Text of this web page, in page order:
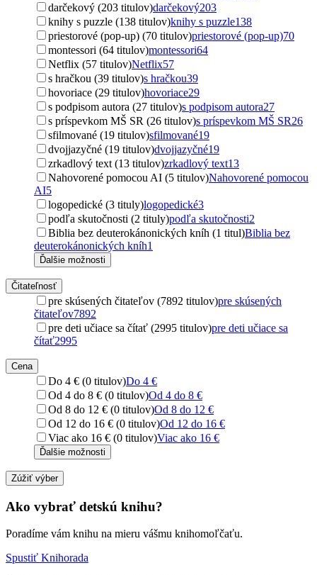
darčekový (203 titulov)darčekový203
knihy s puzzle (138 titulov)knihy s puzzle138
priestorové (pop-up) (70 titulov)priestorové (pop-up)70
montessori (64 titulov)montessori64
Netflix (57 titulov)Netflix57
s hračkou (39 titulov)s hračkou39
hovoriace (29 titulov)hovoriace29
s podpisom autora (27 titulov)s podpisom autora27
s príspevkom MŠ SR (26 titulov)s príspevkom MŠ SR26
sfilmované (19 titulov)sfilmované19
dvojjazyčné (19 titulov)dvojjazyčné19
zrkadlový text (13 titulov)zrkadlový text13
Nahovorené pomocou AI (5 titulov)Nahovorené pomocou
AI5
logopedické (3 tituly)logopedické3
podľa skutočnosti (2 tituly)podľa skutočnosti2
Biblia bez deuterokánonických kníh (1 titul)Biblia bez
deuterokánonických kníh1
Ďalšie možnosti
Čitateľnosť
pre skúsených čitateľov (7892 titulov)pre skúsených
čitateľov7892
pre deti učiace sa čítať (2995 titulov)pre deti učiace sa
čítať2995
Cena
Do 4 € (0 titulov)Do 4 €
Od 4 do 8 € (0 titulov)Od 4 do 8 €
Od 8 do 12 € (0 titulov)Od 8 do 12 €
Od 12 do 16 € (0 titulov)Od 12 do 16 €
Viac ako 16 € (0 titulov)Viac ako 16 €
Ďalšie možnosti
Zúžiť výber
Ako vybrať detskú knihu?
Poradíme vám knihu na mieru vášmu knihomoľčaťu.
Spustiť Knihorada